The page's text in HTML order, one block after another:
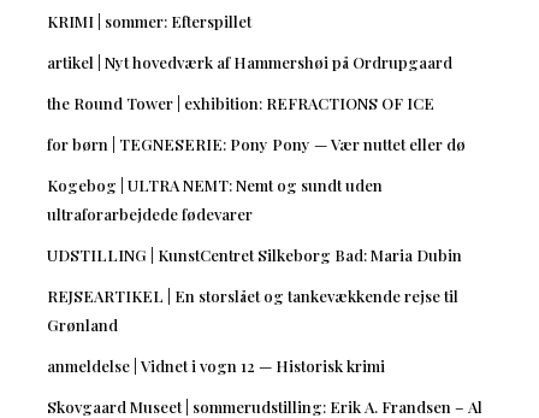
KRIMI | sommer: Efterspillet
artikel | Nyt hovedværk af Hammershøi på Ordrupgaard
the Round Tower | exhibition: REFRACTIONS OF ICE
for børn | TEGNESERIE: Pony Pony — Vær nuttet eller dø
Kogebog | ULTRA NEMT: Nemt og sundt uden
ultraforarbejdede fødevarer
UDSTILLING | KunstCentret Silkeborg Bad: Maria Dubin
REJSEARTIKEL | En storslået og tankevækkende rejse til
Grønland
anmeldelse | Vidnet i vogn 12 — Historisk krimi
Skovgaard Museet | sommerudstilling: Erik A. Frandsen – Al